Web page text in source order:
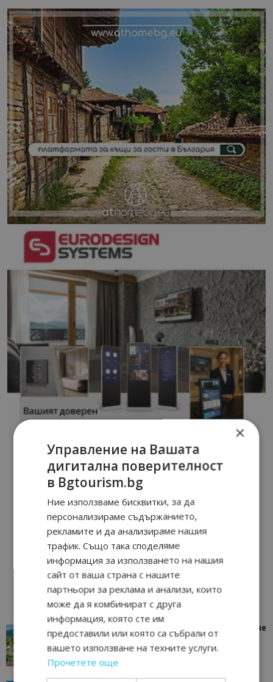
“Пощенска картичка от…”: Петрич – Изживяване
отвъд очакваното
Петрич 11/07/2026 11:22
×
Управление на Вашата
дигитална поверителност
в Bgtourism.bg
Ние използваме бисквитки, за да
персонализираме съдържанието,
рекламите и да анализираме нашия
трафик. Също така споделяме
информация за използването на нашия
сайт от ваша страна с нашите
партньори за реклама и анализи, които
може да я комбинират с друга
информация, която сте им
предоставили или която са събрали от
вашето използване на техните услуги.
Прочетете още